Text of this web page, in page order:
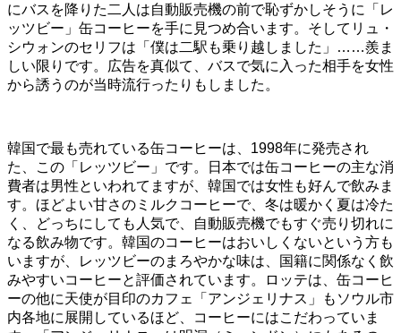
にバスを降りた二人は自動販売機の前で恥ずかしそうに「レ
ッツビー」缶コーヒーを手に見つめ合います。そしてリュ・
シウォンのセリフは「僕は二駅も乗り越しました」……羨ま
しい限りです。広告を真似て、バスで気に入った相手を女性
から誘うのが当時流行ったりもしました。
韓国で最も売れている缶コーヒーは、1998年に発売され
た、この「レッツビー」です。日本では缶コーヒーの主な消
費者は男性といわれてますが、韓国では女性も好んで飲みま
す。ほどよい甘さのミルクコーヒーで、冬は暖かく夏は冷た
く、どっちにしても人気で、自動販売機でもすぐ売り切れに
なる飲み物です。韓国のコーヒーはおいしくないという方も
いますが、レッツビーのまろやかな味は、国籍に関係なく飲
みやすいコーヒーと評価されています。ロッテは、缶コーヒ
ーの他に天使が目印のカフェ「アンジェリナス」もソウル市
内各地に展開しているほど、コーヒーにはこだわっていま